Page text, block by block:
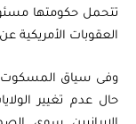
تتحمل حكومتها
العقوبات الأمريكية عن
وفى سياق المسكوت
حال عدم تغيير